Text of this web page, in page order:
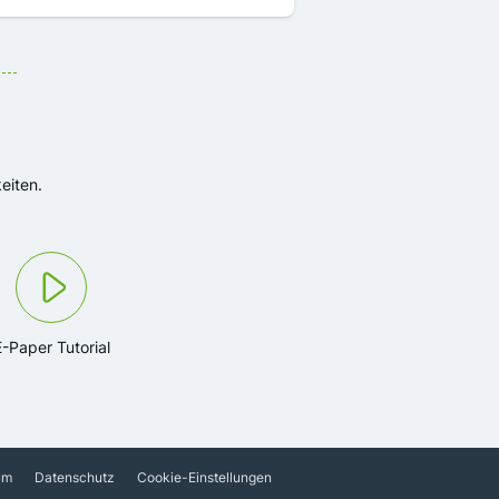
Paper Tutorial
Datenschutz Cookie-Einstellungen